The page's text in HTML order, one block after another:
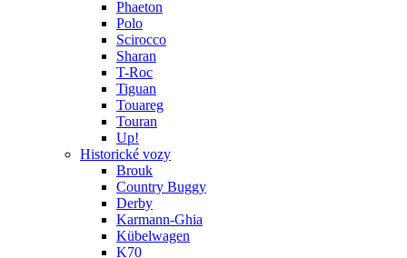
Phaeton
Polo
Scirocco
Sharan
T-Roc
Tiguan
Touareg
Touran
Up!
Historické vozy
Brouk
Country Buggy
Derby
Karmann-Ghia
Kübelwagen
K70